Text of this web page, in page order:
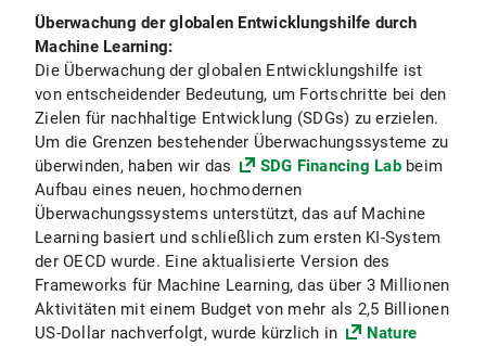
Überwachung der globalen Entwicklungshilfe durch
Machine Learning:
Die Überwachung der globalen Entwicklungshilfe ist
von entscheidender Bedeutung, um Fortschritte bei den
Zielen für nachhaltige Entwicklung (SDGs) zu erzielen.
Um die Grenzen bestehender Überwachungssysteme zu
überwinden, haben wir das
SDG Financing Labbeim
Aufbau eines neuen, hochmodernen
Überwachungssystems unterstützt, das auf Machine
Learning basiert und schließlich zum ersten KI-System
der OECD wurde. Eine aktualisierte Version des
Frameworks für Machine Learning, das über 3 Millionen
Aktivitäten mit einem Budget von mehr als 2,5 Billionen
US-Dollar nachverfolgt, wurde kürzlich in
Nature